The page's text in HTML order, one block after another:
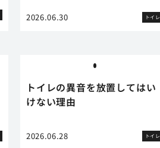
2026.06.30 トイレ
トイレの異音を放置してはい
けない理由
2026.06.28 トイレ